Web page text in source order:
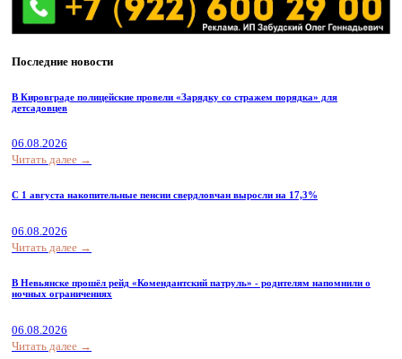
Последние новости
В Кировграде полицейские провели «Зарядку со стражем порядка» для
детсадовцев
06.08.2026
Читать далее →
С 1 августа накопительные пенсии свердловчан выросли на 17,3%
06.08.2026
Читать далее →
В Невьянске прошёл рейд «Комендантский патруль» - родителям напомнили о
ночных ограничениях
06.08.2026
Читать далее →